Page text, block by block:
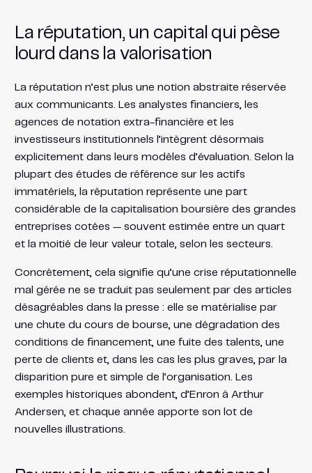
La réputation, un capital qui pèse
lourd dans la valorisation
La réputation n’est plus une notion abstraite réservée
aux communicants. Les analystes financiers, les
agences de notation extra-financière et les
investisseurs institutionnels l’intègrent désormais
explicitement dans leurs modèles d’évaluation. Selon la
plupart des études de référence sur les actifs
immatériels, la réputation représente une part
considérable de la capitalisation boursière des grandes
entreprises cotées — souvent estimée entre un quart
et la moitié de leur valeur totale, selon les secteurs.
Concrètement, cela signifie qu’une crise réputationnelle
mal gérée ne se traduit pas seulement par des articles
désagréables dans la presse : elle se matérialise par
une chute du cours de bourse, une dégradation des
conditions de financement, une fuite des talents, une
perte de clients et, dans les cas les plus graves, par la
disparition pure et simple de l’organisation. Les
exemples historiques abondent, d’Enron à Arthur
Andersen, et chaque année apporte son lot de
nouvelles illustrations.